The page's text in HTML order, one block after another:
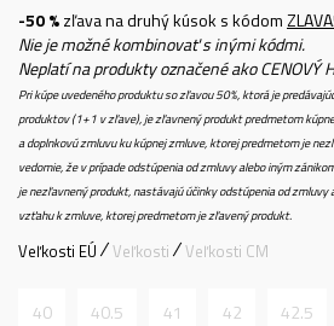
-50 %zľava na druhý kúsok s kódom
Nie je možné kombinovať s inými kódmi.
Neplatí na produkty označené ako CENOVÝ
Pri kúpe uvedeného produktu so zľavou 50%, ktorá je
produktov (1+1 v zľave), je zľavnený produkt predmetom
a doplnkovú zmluvu ku kúpnej zmluve, ktorej predmetom je
vedomie, že v prípade odstúpenia od zmluvy alebo iným
je nezľavnený produkt, nastávajú účinky odstúpenia od zmluvy
vzťahu k zmluve, ktorej predmetom je zľavený produkt.
Veľkosti EÚ Veľkosti Veľkosti CM
40 40.5 41 42 42.5